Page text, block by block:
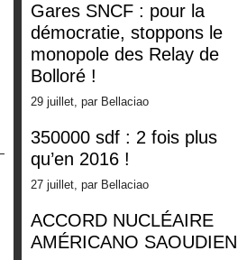
Gares SNCF : pour la
démocratie, stoppons le
monopole des Relay de
Bolloré !
29 juillet, par Bellaciao
350000 sdf : 2 fois plus
qu’en 2016 !
27 juillet, par Bellaciao
ACCORD NUCLÉAIRE
AMÉRICANO SAOUDIEN